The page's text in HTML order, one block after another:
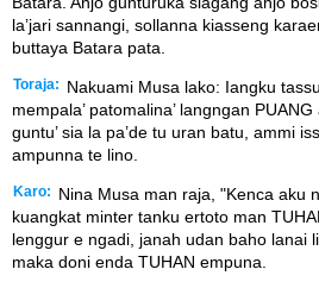
la’jari sannangi, sollanna kiasseng
buttaya Batara pata.
Toraja:
Nakuami Musa lako: Iangku
mempala’ patomalina’ langngan
guntu’ sia la pa’de tu uran batu, ammi
ampunna te lino.
Karo:
Nina Musa man raja, "Kenca aku
kuangkat minter tanku ertoto man
lenggur e ngadi, janah udan baho lanai
maka doni enda TUHAN empuna.